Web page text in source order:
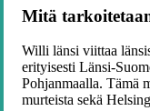
Mitä
Willi länsi viittaa
erityisesti Länsi-
Pohjanmaalla. Tämä
murteista sekä